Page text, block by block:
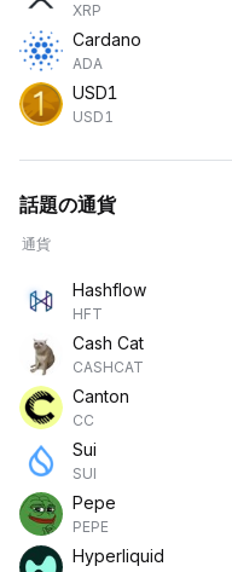
XRP
Cardano
ADA
USD1
USD1
話題の通貨
通貨
Hashflow
HFT
Cash Cat
CASHCAT
Canton
CC
Sui
SUI
Pepe
PEPE
Hyperliquid